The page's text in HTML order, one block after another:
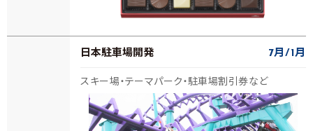
日本駐車場開発 7月 1月
スキー場・テーマパーク・駐車場割引券など